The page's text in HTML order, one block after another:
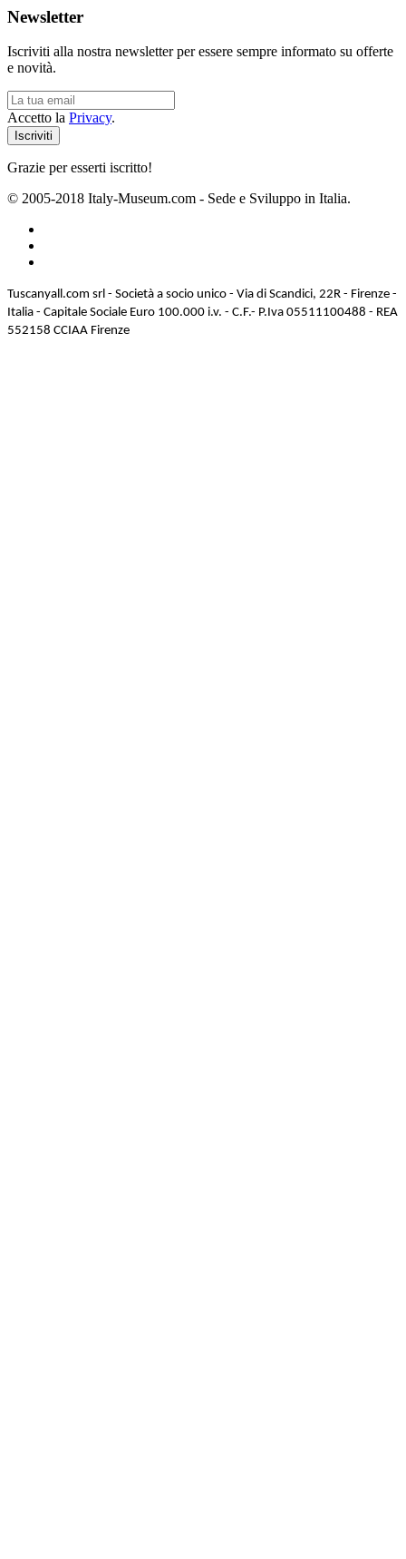
Newsletter
Iscriviti alla nostra newsletter per essere sempre informato su offerte
e novità.
Accetto la Privacy.
Grazie per esserti iscritto!
© 2005-2018 Italy-Museum.com - Sede e Sviluppo in Italia.
Tuscanyall.com srl - Società a socio unico - Via di Scandici, 22R - Firenze -
Italia - Capitale Sociale Euro 100.000 i.v. - C.F.- P.Iva 05511100488 - REA
552158 CCIAA Firenze